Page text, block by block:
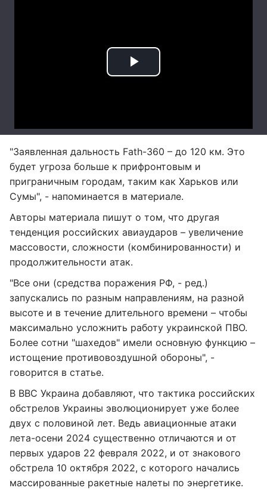
"Заявленная дальность Fath-360 – до 120 км. Это
будет угроза больше к прифронтовым и
приграничным городам, таким как Харьков или
Сумы", - напоминается в материале.
Авторы материала пишут о том, что другая
тенденция российских авиаударов – увеличение
массовости, сложности (комбинированности) и
продолжительности атак.
"Все они (средства поражения РФ, - ред.)
запускались по разным направлениям, на разной
высоте и в течение длительного времени – чтобы
максимально усложнить работу украинской ПВО.
Более сотни "шахедов" имели основную функцию –
истощение противовоздушной обороны", -
говорится в статье.
В ВВС Украина добавляют, что тактика российских
обстрелов Украины эволюционирует уже более
двух с половиной лет. Ведь авиационные атаки
лета-осени 2024 существенно отличаются и от
первых ударов 22 февраля 2022, и от знакового
обстрела 10 октября 2022, с которого начались
массированные ракетные налеты по энергетике.